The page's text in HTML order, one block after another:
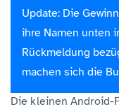
Update: Die
ihre Namen unten
Rückmeldung
machen sich die
Die kleinen Android-